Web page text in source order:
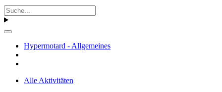
Hypermotard - Allgemeines
Alle Aktivitäten